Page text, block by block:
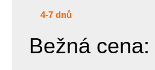
4-7 dnů
Bežná cena: